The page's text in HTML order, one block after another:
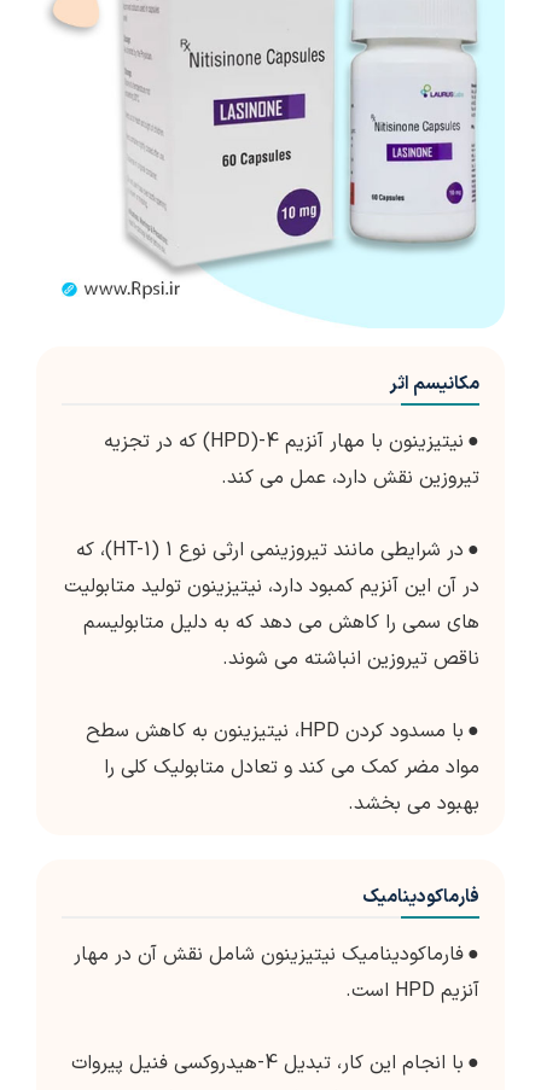
مکانیسم اثر
●
نیتیزینون با مهار آنزیم 4-(HPD) که در تجزیه
تیروزین نقش دارد، عمل می کند.
●
در شرایطی مانند تیروزینمی ارثی نوع 1 (HT-1)، که
در آن این آنزیم کمبود دارد، نیتیزینون تولید متابولیت
های سمی را کاهش می دهد که به دلیل متابولیسم
ناقص تیروزین انباشته می شوند.
●
با مسدود کردن HPD، نیتیزینون به کاهش سطح
مواد مضر کمک می کند و تعادل متابولیک کلی را
بهبود می بخشد.
فارماکودینامیک
●فارماکودینامیک نیتیزینون شامل نقش آن در مهار
آنزیم HPD است.
●
با انجام این کار، تبدیل 4-هیدروکسی فنیل پیروات